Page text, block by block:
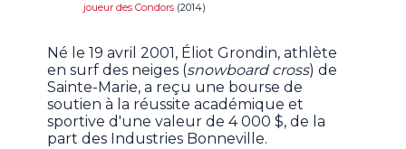
joueur des Condors (2014)
Né le 19 avril 2001, Éliot Grondin, athlète
en surf des neiges (snowboard cross) de
Sainte-Marie, a reçu une bourse de
soutien à la réussite académique et
sportive d'une valeur de 4 000 $, de la
part des Industries Bonneville.